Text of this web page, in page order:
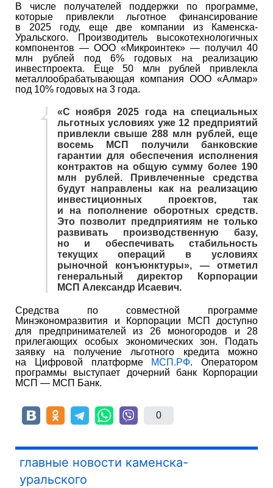
В числе получателей поддержки по программе,
которые привлекли льготное финансирование
в 2025 году, еще две компании из Каменска-
Уральского. Производитель высокотехнологичных
компонентов — ООО «Микроинтек» — получил 40
млн рублей под 6% годовых на реализацию
инвестпроекта. Еще 50 млн рублей привлекла
металлообрабатывающая компания ООО «Алмар»
под 10% годовых на 3 года.
«С ноября 2025 года на специальных
льготных условиях уже 12 предприятий
привлекли свыше 288 млн рублей, еще
восемь МСП получили банковские
гарантии для обеспечения исполнения
контрактов на общую сумму более 190
млн рублей. Привлеченные средства
будут направлены как на реализацию
инвестиционных проектов, так
и на пополнение оборотных средств.
Это позволит предприятиям не только
развивать производственную базу,
но и обеспечивать стабильность
текущих операций в условиях
рыночной конъюнктуры», — отметил
генеральный директор Корпорации
МСП Александр Исаевич.
Средства по совместной программе
Минэкономразвития и Корпорации МСП доступно
для предпринимателей из 26 моногородов и 28
прилегающих особых экономических зон. Подать
заявку на получение льготного кредита можно
на Цифровой платформе
МСП.РФ. Оператором
программы выступает дочерний банк Корпорации
МСП — МСП Банк.
0
главные новости каменска-
уральского